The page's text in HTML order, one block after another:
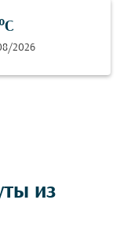
2026
из